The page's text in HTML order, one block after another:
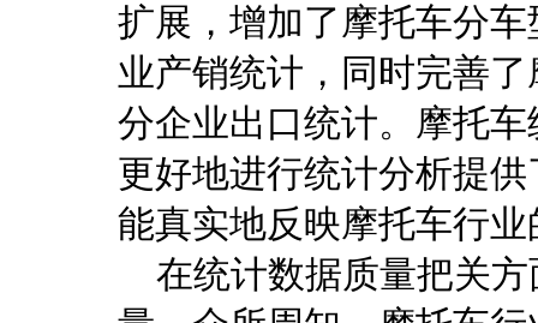
扩展，增加了摩托车分
业产销统计，同时完善
分企业出口统计。摩托
更好地进行统计分析提
能真实地反映摩托车行
在统计数据质量把关方